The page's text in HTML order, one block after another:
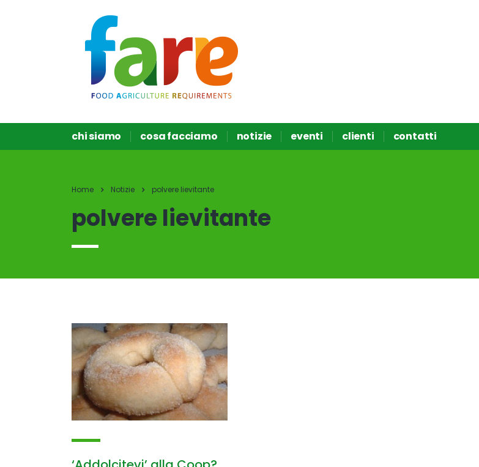
chi siamo cosa facciamo notizie eventi clienti contatti
Home Notizie polvere lievitante
polvere lievitante